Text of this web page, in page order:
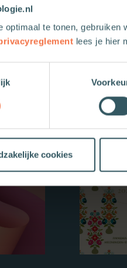
optimaal te tonen, gebruiken
lees je hier
cookies